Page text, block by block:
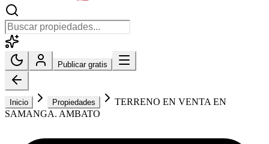
Publicar gratis
Inicio Propiedades
TERRENO EN VENTA EN
SAMANGA. AMBATO